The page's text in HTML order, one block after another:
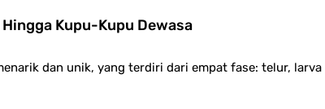
Kupu-Kupu Dewasa
dan unik, yang terdiri dari empat fase: telur, larva